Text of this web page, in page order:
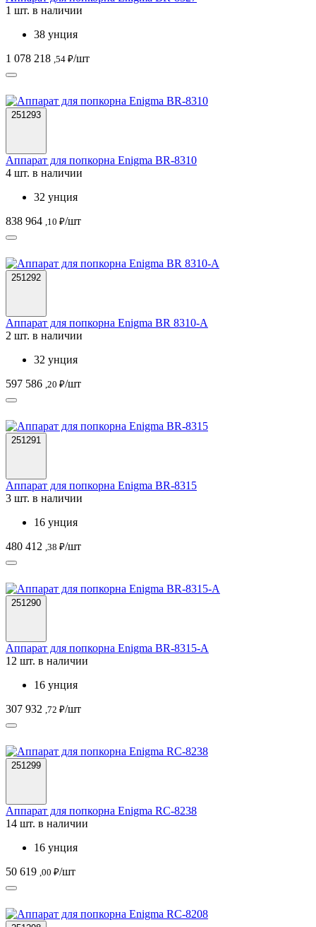
1 шт. в наличии
38 унция
1 078 218 ,54 ₽/шт
251293
Аппарат для попкорна Enigma BR-8310
4 шт. в наличии
32 унция
838 964 ,10 ₽/шт
251292
Аппарат для попкорна Enigma BR 8310-А
2 шт. в наличии
32 унция
597 586 ,20 ₽/шт
251291
Аппарат для попкорна Enigma BR-8315
3 шт. в наличии
16 унция
480 412 ,38 ₽/шт
251290
Аппарат для попкорна Enigma BR-8315-A
12 шт. в наличии
16 унция
307 932 ,72 ₽/шт
251299
Аппарат для попкорна Enigma RC-8238
14 шт. в наличии
16 унция
50 619 ,00 ₽/шт